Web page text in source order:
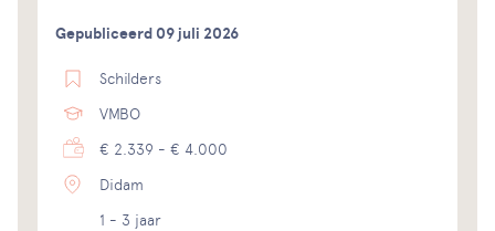
Gepubliceerd 09 juli 2026
Schilders
VMBO
€ 2.339 - € 4.000
Didam
1 - 3 jaar